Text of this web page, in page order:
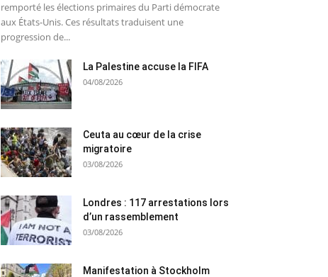
remporté les élections primaires du Parti démocrate
aux États-Unis. Ces résultats traduisent une
progression de...
La Palestine accuse la FIFA
04/08/2026
Ceuta au cœur de la crise
migratoire
03/08/2026
Londres : 117 arrestations lors
d’un rassemblement
03/08/2026
Manifestation à Stockholm